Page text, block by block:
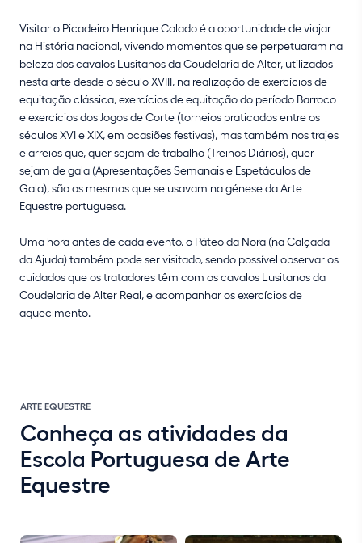
Visitar o Picadeiro Henrique Calado é a oportunidade de viajar
na História nacional, vivendo momentos que se perpetuaram na
beleza dos cavalos Lusitanos da Coudelaria de Alter, utilizados
nesta arte desde o século XVIII, na realização de exercícios de
equitação clássica, exercícios de equitação do período Barroco
e exercícios dos Jogos de Corte (torneios praticados entre os
séculos XVI e XIX, em ocasiões festivas), mas também nos trajes
e arreios que, quer sejam de trabalho (Treinos Diários), quer
sejam de gala (Apresentações Semanais e Espetáculos de
Gala), são os mesmos que se usavam na génese da Arte
Equestre portuguesa.
Uma hora antes de cada evento, o Páteo da Nora (na Calçada
da Ajuda) também pode ser visitado, sendo possível observar os
cuidados que os tratadores têm com os cavalos Lusitanos da
Coudelaria de Alter Real, e acompanhar os exercícios de
aquecimento.
ARTE EQUESTRE
Conheça as atividades da
Escola Portuguesa de Arte
Equestre